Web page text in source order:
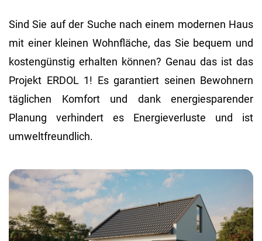
Sind Sie auf der Suche nach einem modernen Haus
mit einer kleinen Wohnfläche, das Sie bequem und
kostengünstig erhalten können? Genau das ist das
Projekt ERDOL 1! Es garantiert seinen Bewohnern
täglichen Komfort und dank energiesparender
Planung verhindert es Energieverluste und ist
umweltfreundlich.